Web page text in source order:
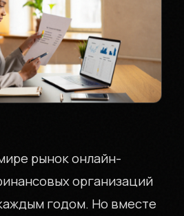
рынок онлайн-
организаций
годом. Но вместе